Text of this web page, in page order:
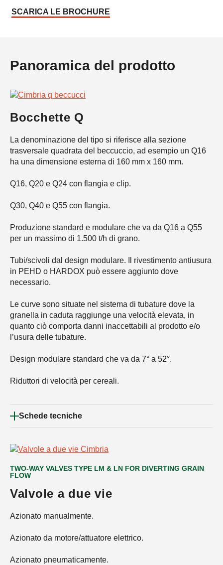
SCARICA LE BROCHURE
Panoramica del prodotto
Bocchette Q
La denominazione del tipo si riferisce alla sezione
trasversale quadrata del beccuccio, ad esempio un Q16
ha una dimensione esterna di 160 mm x 160 mm.
Q16, Q20 e Q24 con flangia e clip.
Q30, Q40 e Q55 con flangia.
Produzione standard e modulare che va da Q16 a Q55
per un massimo di 1.500 t/h di grano.
Tubi/scivoli dal design modulare. Il rivestimento antiusura
in PEHD o HARDOX può essere aggiunto dove
necessario.
Le curve sono situate nel sistema di tubature dove la
granella in caduta raggiunge una velocità elevata, in
quanto ciò comporta danni inaccettabili al prodotto e/o
l’usura delle tubature.
Design modulare standard che va da 7° a 52°.
Riduttori di velocità per cereali.
Schede tecniche
TWO-WAY VALVES TYPE LM & LN FOR DIVERTING GRAIN
FLOW
Valvole a due vie
Azionato manualmente.
Azionato da motore/attuatore elettrico.
Azionato pneumaticamente.